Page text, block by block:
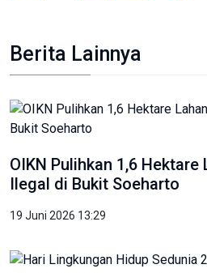
Berita Lainnya
OIKN Pulihkan 1,6 Hektare
Ilegal di Bukit Soeharto
19 Juni 2026 13:29